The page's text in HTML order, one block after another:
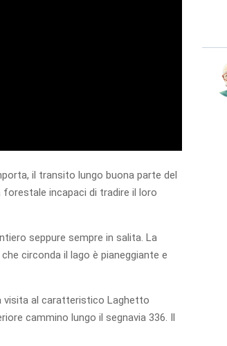
il transito lungo buona parte del
forestale incapaci di tradire il loro
seppure sempre in salita. La
circonda il lago è pianeggiante e
visita al caratteristico Laghetto
cammino lungo il segnavia 336. Il